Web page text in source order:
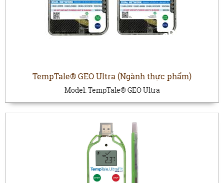
TempTale® GEO Ultra (Ngành thực phẩm)
Model:TempTale® GEO Ultra